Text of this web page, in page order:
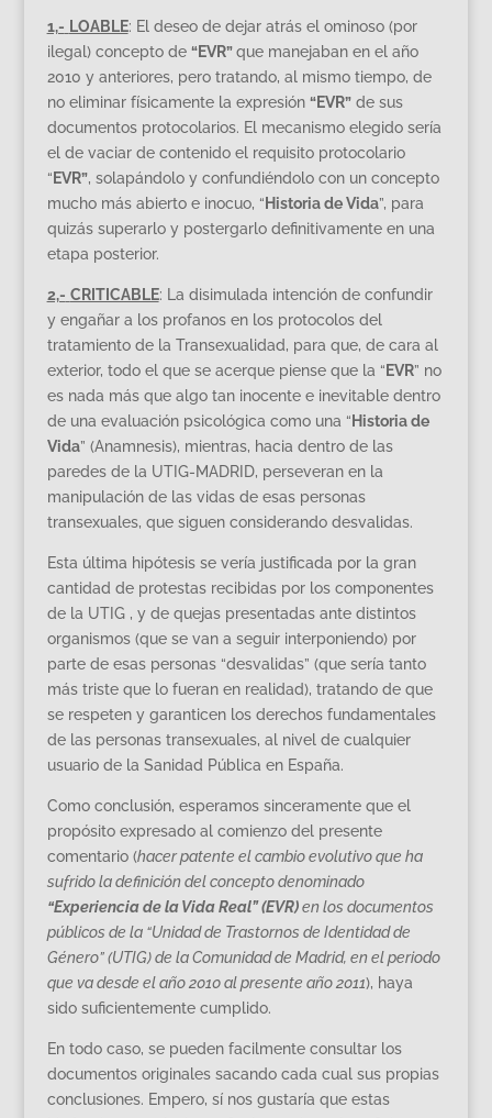
1,- LOABLE: El deseo de dejar atrás el ominoso (por
ilegal) concepto de “EVR”que manejaban en el año
2010 y anteriores, pero tratando, al mismo tiempo, de
no eliminar físicamente la expresión “EVR”de sus
documentos protocolarios. El mecanismo elegido sería
el de vaciar de contenido el requisito protocolario
“ EVR”, solapándolo y confundiéndolo con un concepto
mucho más abierto e inocuo, “ Historia de Vida”, para
quizás superarlo y postergarlo definitivamente en una
etapa posterior.
2,- CRITICABLE: La disimulada intención de confundir
y engañar a los profanos en los protocolos del
tratamiento de la Transexualidad, para que, de cara al
exterior, todo el que se acerque piense que la “ EVR” no
es nada más que algo tan inocente e inevitable dentro
de una evaluación psicológica como una “ Historia de
Vida” (Anamnesis), mientras, hacia dentro de las
paredes de la UTIG-MADRID, perseveran en la
manipulación de las vidas de esas personas
transexuales, que siguen considerando desvalidas.
Esta última hipótesis se vería justificada por la gran
cantidad de protestas recibidas por los componentes
de la UTIG , y de quejas presentadas ante distintos
organismos (que se van a seguir interponiendo) por
parte de esas personas “desvalidas” (que sería tanto
más triste que lo fueran en realidad), tratando de que
se respeten y garanticen los derechos fundamentales
de las personas transexuales, al nivel de cualquier
usuario de la Sanidad Pública en España.
Como conclusión, esperamos sinceramente que el
propósito expresado al comienzo del presente
comentario (hacer patente el cambio evolutivo que ha
sufrido la definición del concepto denominado
“Experiencia de la Vida Real” (EVR)en los documentos
públicos de la “Unidad de Trastornos de Identidad de
Género” (UTIG) de la Comunidad de Madrid, en el periodo
que va desde el año 2010 al presente año 2011), haya
sido suficientemente cumplido.
En todo caso, se pueden facilmente consultar los
documentos originales sacando cada cual sus propias
conclusiones. Empero, sí nos gustaría que estas